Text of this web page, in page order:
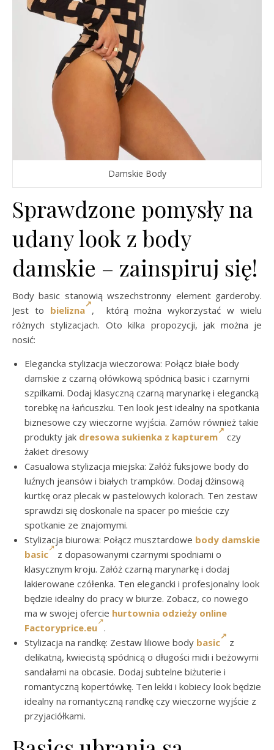
Damskie Body
Sprawdzone pomysły na
udany look z body
damskie – zainspiruj się!
Body basic stanowią wszechstronny element garderoby.
Jest to bielizna
, którą można wykorzystać w wielu
różnych stylizacjach. Oto kilka propozycji, jak można je
nosić:
Elegancka stylizacja wieczorowa: Połącz białe body
damskie z czarną ołówkową spódnicą basic i czarnymi
szpilkami. Dodaj klasyczną czarną marynarkę i elegancką
torebkę na łańcuszku. Ten look jest idealny na spotkania
biznesowe czy wieczorne wyjścia. Zamów również takie
produkty jak dresowa sukienka z kapturem
czy
żakiet dresowy
Casualowa stylizacja miejska: Załóż fuksjowe body do
luźnych jeansów i białych trampków. Dodaj dżinsową
kurtkę oraz plecak w pastelowych kolorach. Ten zestaw
sprawdzi się doskonale na spacer po mieście czy
spotkanie ze znajomymi.
Stylizacja biurowa: Połącz musztardowe body damskie
basic
z dopasowanymi czarnymi spodniami o
klasycznym kroju. Załóż czarną marynarkę i dodaj
lakierowane czółenka. Ten elegancki i profesjonalny look
będzie idealny do pracy w biurze. Zobacz, co nowego
ma w swojej ofercie hurtownia odzieży online
Factoryprice.eu .
Stylizacja na randkę: Zestaw liliowe body basic
z
delikatną, kwiecistą spódnicą o długości midi i beżowymi
sandałami na obcasie. Dodaj subtelne biżuterie i
romantyczną kopertówkę. Ten lekki i kobiecy look będzie
idealny na romantyczną randkę czy wieczorne wyjście z
przyjaciółkami.